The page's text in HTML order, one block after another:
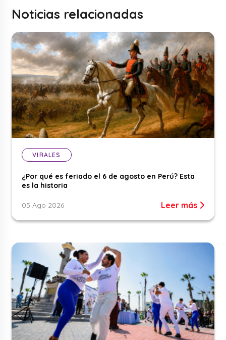
Noticias relacionadas
VIRALES
¿Por qué es feriado el 6 de agosto en Perú? Esta
es la historia
05 Ago 2026 Leer más